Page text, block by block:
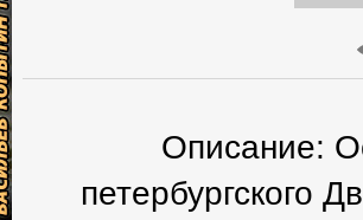
Описание:
петербургского